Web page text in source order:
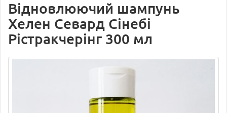
Відновлюючий шампунь
Хелен Севард Сінебі
Рістракчерінг 300 мл